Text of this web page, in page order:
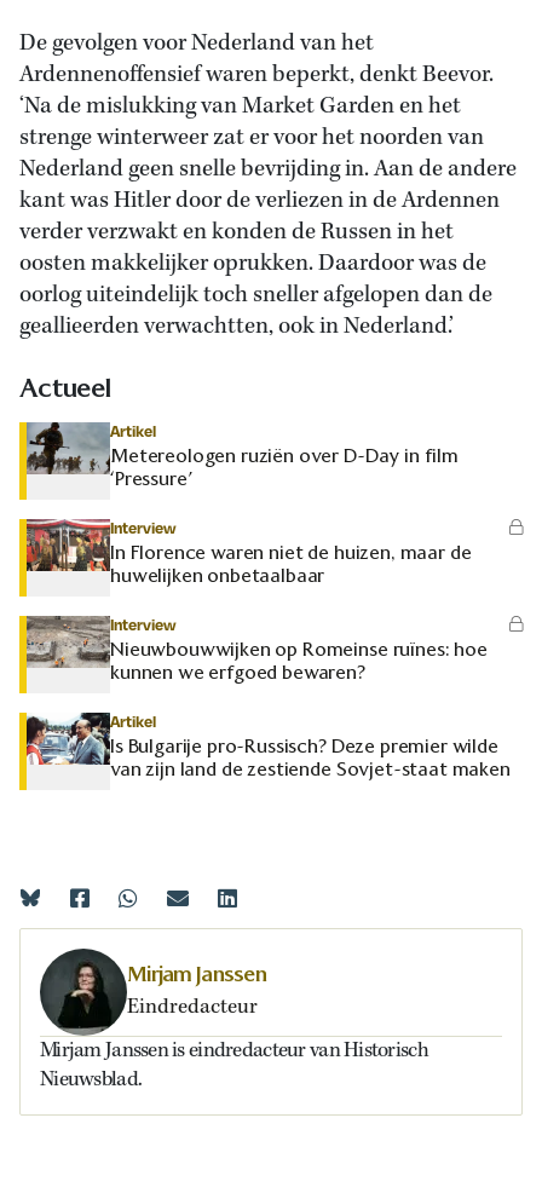
De gevolgen voor Nederland van het
Ardennenoffensief waren beperkt, denkt Beevor.
‘Na de mislukking van Market Garden en het
strenge winterweer zat er voor het noorden van
Nederland geen snelle bevrijding in. Aan de andere
kant was Hitler door de verliezen in de Ardennen
verder verzwakt en konden de Russen in het
oosten makkelijker oprukken. Daardoor was de
oorlog uiteindelijk toch sneller afgelopen dan de
geallieerden verwachtten, ook in Nederland.’
Actueel
Artikel
Metereologen ruziën over D-Day in film
‘Pressure’
Interview
In Florence waren niet de huizen, maar de
huwelijken onbetaalbaar
Interview
Nieuwbouwwijken op Romeinse ruïnes: hoe
kunnen we erfgoed bewaren?
Artikel
Is Bulgarije pro-Russisch? Deze premier wilde
van zijn land de zestiende Sovjet-staat maken
Mirjam Janssen
Eindredacteur
Mirjam Janssen is eindredacteur van Historisch
Nieuwsblad.